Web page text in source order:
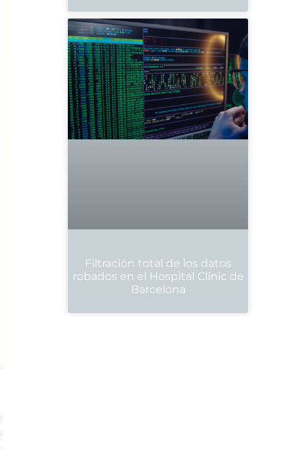
Filtración total de los datos
robados en el Hospital Clínic de
Barcelona